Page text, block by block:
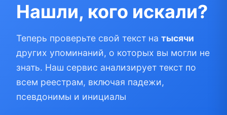
Нашли, кого искали?
Теперь проверьте свой текст на тысячи
других упоминаний, о которых вы могли не
знать. Наш сервис анализирует текст по
всем реестрам, включая падежи,
псевдонимы и инициалы